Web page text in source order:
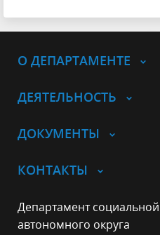
О ДЕПАРТАМЕНТЕ
ДЕЯТЕЛЬНОСТЬ
ДОКУМЕНТЫ
КОНТАКТЫ
Департамент
автономного округа